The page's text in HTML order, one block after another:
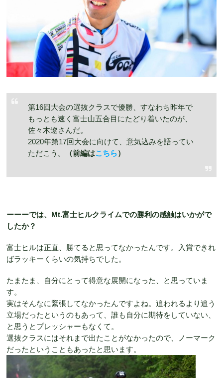
第16回大会の選抜クラスで優勝、すなわち昨年で
もっとも速く富士山五合目にたどり着いたのが、
佐々木遼さんだ。
2020年第17回大会に向けて、意気込みを語ってい
ただこう。
（前編はこちら）
ーーーでは、Mt.富士ヒルクライムでの勝利の感触はいかがで
したか？
富士ヒルは正直、勝てると思ってなかったんです。入賞できれ
ばラッキーくらいの気持ちでした。
たまたま、自分にとって得意な展開になった、と思っていま
す。
実はそんなに緊張してなかったんですよね。追われるより追う
立場だったというのもあって、誰も自分に期待をしていない、
と思うとプレッシャーもなくて。
選抜クラスにはそれまで出たことがなかったので、ノーマーク
だったということもあったと思います。